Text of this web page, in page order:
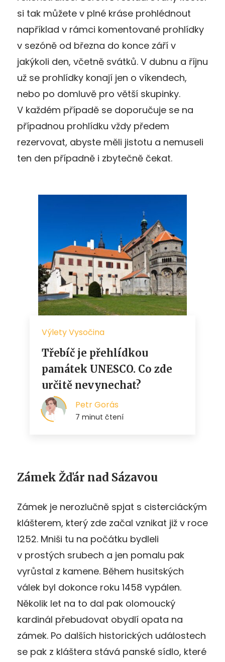
si tak můžete v plné kráse prohlédnout
například v rámci komentované prohlídky
v sezóně od března do konce září v
jakýkoli den, včetně svátků. V dubnu a říjnu
už se prohlídky konají jen o víkendech,
nebo po domluvě pro větší skupinky.
V každém případě se doporučuje se na
případnou prohlídku vždy předem
rezervovat, abyste měli jistotu a nemuseli
ten den případně i zbytečně čekat.
Zámek Žďár nad Sázavou
Zámek je nerozlučně spjat s cisterciáckým
klášterem, který zde začal vznikat již v roce
1252. Mniši tu na počátku bydleli
v prostých srubech a jen pomalu pak
vyrůstal z kamene. Během husitských
válek byl dokonce roku 1458 vypálen.
Několik let na to dal pak olomoucký
kardinál přebudovat obydlí opata na
zámek. Po dalších historických událostech
se pak z kláštera stává panské sídlo, které